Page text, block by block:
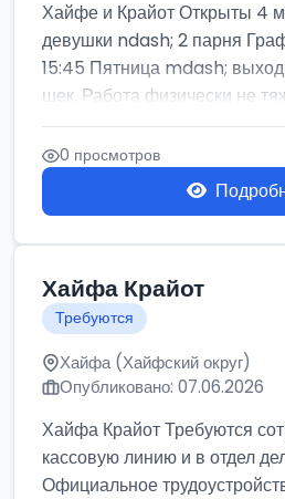
Хайфе и Крайот Открыты 4
девушки ndash; 2 парня
15:45 Пятница mdash;
шек. Работа физически не
0 просмотров
Хайфа Крайот
Требуются
Хайфа (Хайфский округ)
Опубликовано: 07.06.2026
Хайфа Крайот Требуются
кассовую линию и в отдел
Официальное